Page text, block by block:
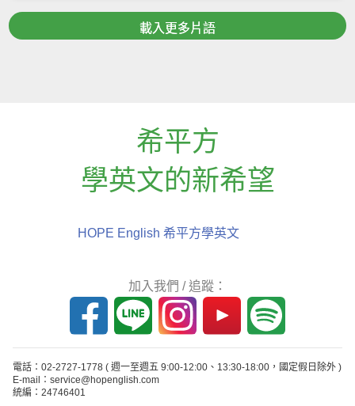
載入更多片語
希平方
學英文的新希望
HOPE English 希平方學英文
加入我們 / 追蹤：
電話：02-2727-1778 ( 週一至週五 9:00-12:00、13:30-18:00，國定假日除外 )
E-mail：service@hopenglish.com
統編：24746401